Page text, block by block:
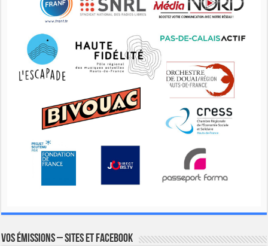
Vos émissions – Sites et Facebook